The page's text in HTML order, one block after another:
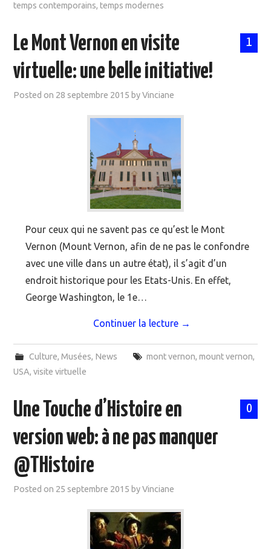
temps contemporains, temps modernes
1
Le Mont Vernon en visite
virtuelle: une belle initiative!
Posted on 28 septembre 2015 byVinciane
Pour ceux qui ne savent pas ce qu’est le Mont
Vernon (Mount Vernon, afin de ne pas le confondre
avec une ville dans un autre état), il s’agit d’un
endroit historique pour les Etats-Unis. En effet,
George Washington, le 1e…
Continuer la lecture →
Culture, Musées, News mont vernon, mount vernon,
USA,visite virtuelle
0
Une Touche d’Histoire en
version web: à ne pas manquer
@THistoire
Posted on 25 septembre 2015 byVinciane